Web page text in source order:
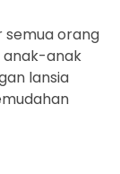
semua orang
anak-anak
lansia